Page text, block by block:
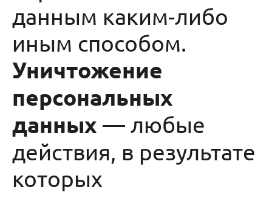
данным каким-либо
иным способом.
Уничтожение
персональных
данных — любые
действия, в результате
которых